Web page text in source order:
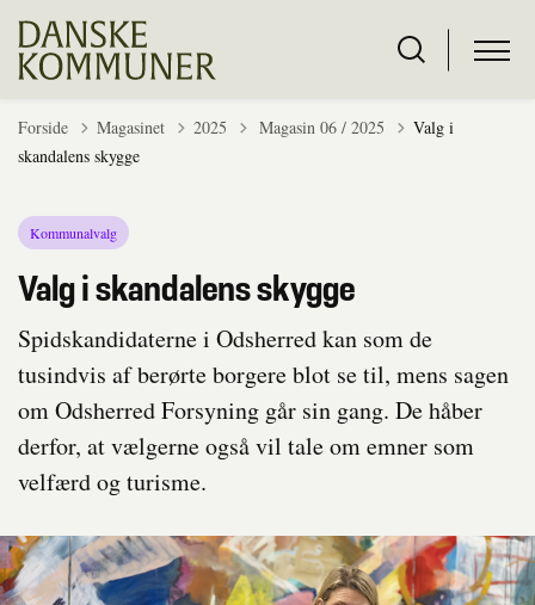
Forside Magasinet 2025 Tilbage til
Magasin 06 / 2025
Valg i
skandalens skygge
Kommunalvalg
Valg i skandalens skygge
Spidskandidaterne i Odsherred kan som de
tusindvis af berørte borgere blot se til, mens sagen
om Odsherred Forsyning går sin gang. De håber
derfor, at vælgerne også vil tale om emner som
velfærd og turisme.